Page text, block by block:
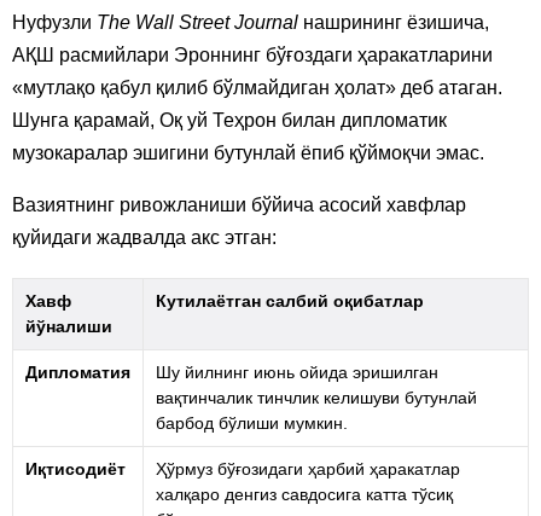
Нуфузли The Wall Street Journal нашрининг ёзишича,
АҚШ расмийлари Эроннинг бўғоздаги ҳаракатларини
«мутлақо қабул қилиб бўлмайдиган ҳолат» деб атаган.
Шунга қарамай, Оқ уй Теҳрон билан дипломатик
музокаралар эшигини бутунлай ёпиб қўймоқчи эмас.
Вазиятнинг ривожланиши бўйича асосий хавфлар
қуйидаги жадвалда акс этган:
Хавф
йўналиши
Кутилаётган салбий оқибатлар
Дипломатия
Шу йилнинг июнь ойида эришилган
вақтинчалик тинчлик келишуви бутунлай
барбод бўлиши мумкин.
Иқтисодиёт
Ҳўрмуз бўғозидаги ҳарбий ҳаракатлар
халқаро денгиз савдосига катта тўсиқ